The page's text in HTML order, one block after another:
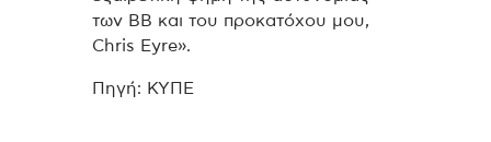
των ΒΒ και του προκατόχου μου,
Chris Eyre».
Πηγή: ΚΥΠΕ